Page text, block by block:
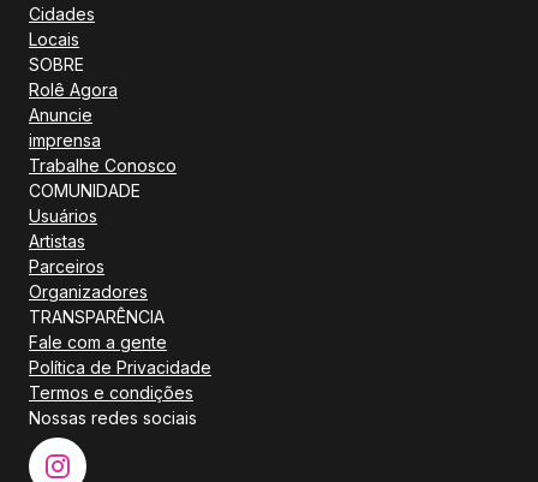
Cidades
Locais
SOBRE
Rolê Agora
Anuncie
imprensa
Trabalhe Conosco
COMUNIDADE
Usuários
Artistas
Parceiros
Organizadores
TRANSPARÊNCIA
Fale com a gente
Política de Privacidade
Termos e condições
Nossas redes sociais